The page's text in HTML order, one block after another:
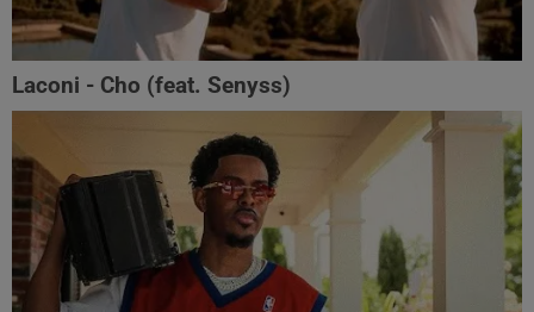
Laconi - Cho (feat. ‪Senyss)‬